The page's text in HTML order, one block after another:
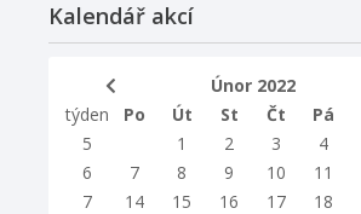
Kalendář akcí
Únor 2022
týden
Po Út St Čt Pá
5
1 2 3 4
6
7 8 9 10 11
7
14 15 16 17 18